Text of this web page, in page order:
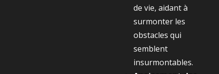
de vie, aidant à
surmonter les
obstacles qui
semblent
insurmontables.